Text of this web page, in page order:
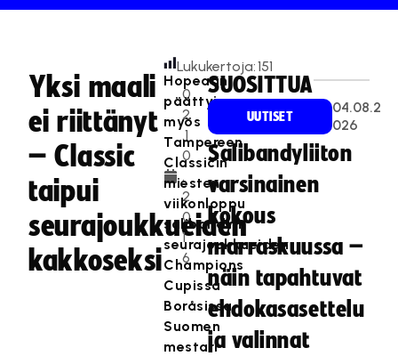
Yksi maali
ei riittänyt
– Classic
taipui
seurajoukkueiden
kakkoseksi
0
2
.1
0
.
2
0
1
6
Lukukertoja:151
Hopeaan
päättyi
myös
Tampereen
Classicin
miesten
viikonloppu
salibandyn
seurajoukkueiden
Champions
Cupissa
Boråsissa.
Suomen
mestari
SUOSITTUA
UUTISET
04.08.2
026
Salibandyliiton
varsinainen
kokous
marraskuussa –
näin tapahtuvat
ehdokasasettelu
ja valinnat